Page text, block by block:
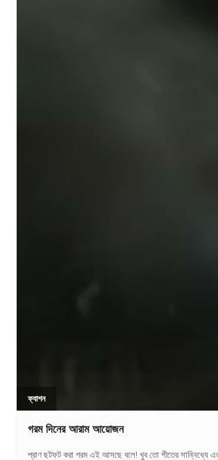
ফ্যাশন
গরম দিনের আরাম আয়োজন
প্রাণ ছটফট করা গরম এই আসছে বলে! খুব তো শীতের সান্নিধ্যে